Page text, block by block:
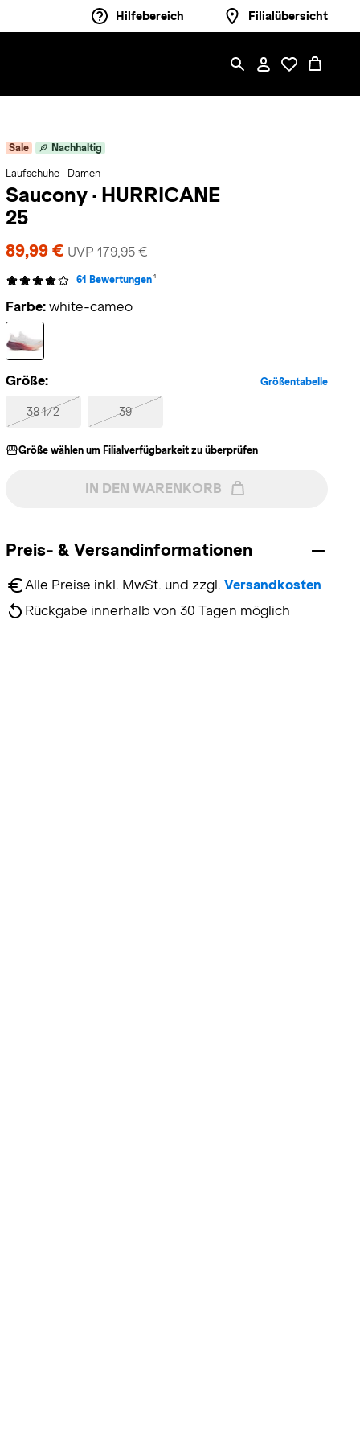
Hilfebereich Filialübersicht
Sale Nachhaltig
Laufschuhe · Damen
Saucony · HURRICANE
25
89,99 € UVP 179,95 €
61 Bewertungen 1
Farbe: white-cameo
Größe: Größentabelle
38 1/2 39
Größe wählen um Filialverfügbarkeit zu überprüfen
IN DEN WARENKORB
Preis- & Versandinformationen
Alle Preise inkl. MwSt. und zzgl. Versandkosten
Rückgabe innerhalb von 30 Tagen möglich